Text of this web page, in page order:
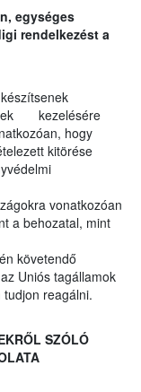
egységes
rendelkezést a
kezelésére
hogy
kitörése
vonatkozóan
a behozatal, mint
követendő
Uniós tagállamok
reagálni.
SZÓLÓ